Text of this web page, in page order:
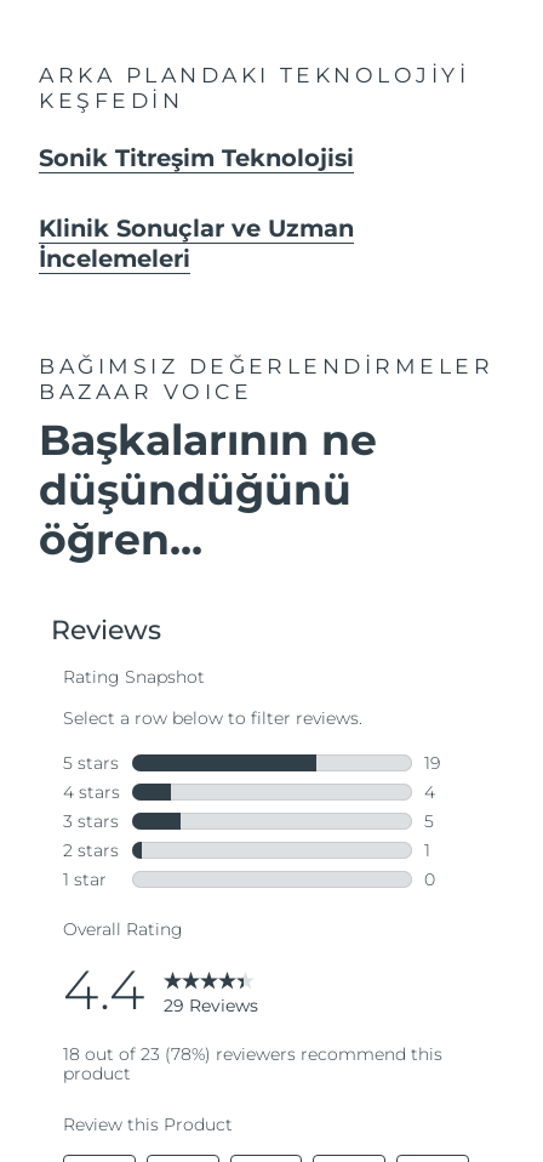
ARKA PLANDAKI TEKNOLOJİYİ
KEŞFEDİN
Sonik Titreşim Teknolojisi
Klinik Sonuçlar ve Uzman
İncelemeleri
BAĞIMSIZ DEĞERLENDİRMELER
BAZAAR VOICE
Başkalarının ne
düşündüğünü
öğren...